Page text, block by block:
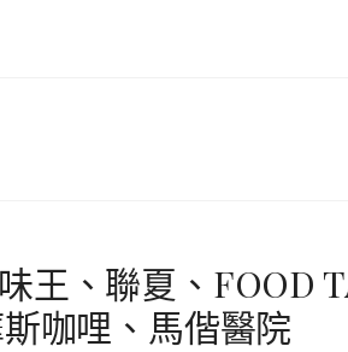
王、聯夏、FOOD
咖哩、馬偕醫院